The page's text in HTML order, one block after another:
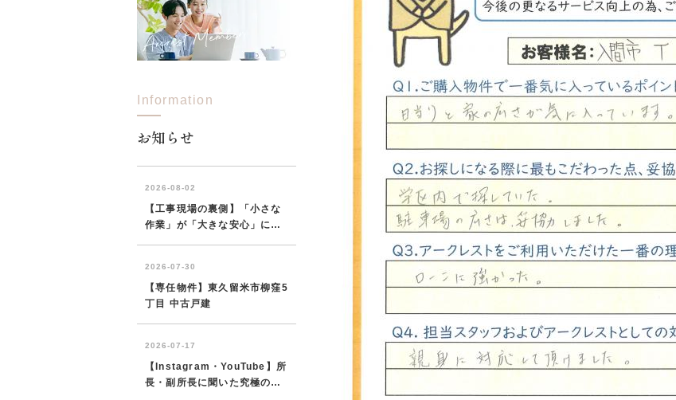
今月の住宅ローン金利 8代疾病保証付き住宅ローン 団体信用保険
所沢市 川越市 ふじみ野市 富士見市 志木市 新座市
東久留米市
西東京市 東久留米市 入間市 狭山市 富士見市 新座市
おうちLABO おうちパークグループの強み
Information
お知らせ